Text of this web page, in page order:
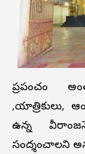
ప్రపంచం
,యాత్రికులు,
ఉన్న
సందర్శించాలని